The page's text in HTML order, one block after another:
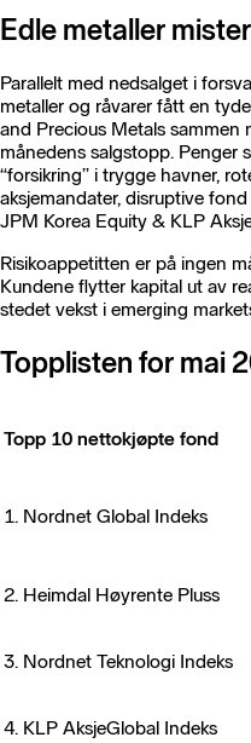
Edle metaller
Parallelt med nedsalget i
metaller og råvarer fått en
and Precious Metals sammen
månedens salgstopp. Penger
“forsikring” i trygge havner,
aksjemandater, disruptive
JPM Korea Equity & KLP
Risikoappetitten er på ingen
Kundene flytter kapital ut av
stedet vekst i emerging
Topplisten for mai
Topp 10 nettokjøpte fond
1. Nordnet Global Indeks
2. Heimdal Høyrente Pluss
3. Nordnet Teknologi Indeks
4. KLP AksjeGlobal Indeks